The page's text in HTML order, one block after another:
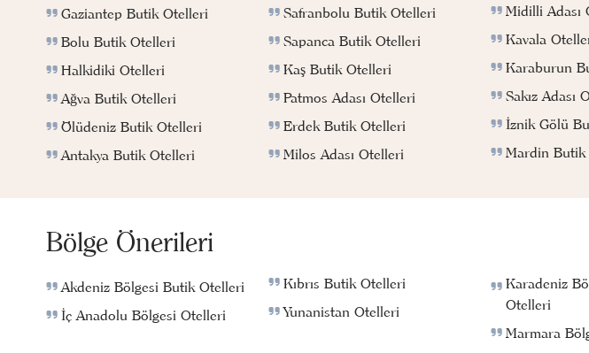
Gaziantep Butik Otelleri
Bolu Butik Otelleri
Halkidiki Otelleri
Ağva Butik Otelleri
Ölüdeniz Butik Otelleri
Antakya Butik Otelleri
Safranbolu Butik Otelleri
Sapanca Butik Otelleri
Kaş Butik Otelleri
Patmos Adası Otelleri
Erdek Butik Otelleri
Milos Adası Otelleri
Midilli Adası
Kavala
Karaburun
Sakız Adası
İznik Gölü
Mardin
Bölge Önerileri
Akdeniz Bölgesi Butik Otelleri
İç Anadolu Bölgesi Otelleri
Kıbrıs Butik Otelleri
Yunanistan Otelleri
Karadeniz
Otelleri
Marmara